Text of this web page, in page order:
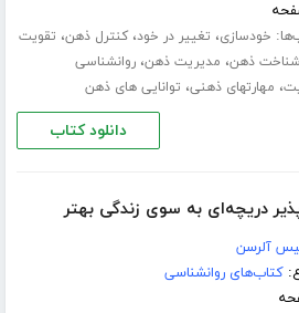
خودسازی، تغییر در خود،کنترل ذهن، تقویت
شناخت ذهن، مدیریت ذهن،روانشناسی
، مهارت­های ذهنی، توانایی های ذهن
دانلود کتاب
دریچه‌ای به سوی زندگی بهتر
آلرسن
کتاب‌های روانشناسی